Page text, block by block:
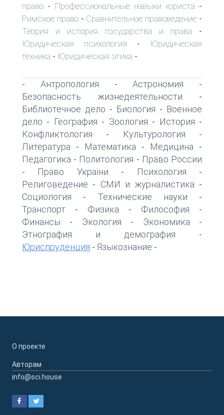
право - Профессиональные навыки юриста -
Римское право- Сравнительное правоведение -
Теория и история государства и права -
Юридическая психология -
Юридическая
техника - Юридическая этика -
- Антропология -Астрономия -
Безопасность жизнедеятельности -
Библиотечное дело - Биология - Военное
дело - География - Зоология - История -
Конфликтология - Культурология -
Литература - Математика - Медицина -
Педагогика - Политология - Право России
- Право України - Психология -
Религоведение - СМИ и журналистика -
Социология - Технические науки -
Транспорт - Физика - Философия -
Финансы - Экология - Экономика -
Этнография и демография -
Юриспруденция - Языкознание -
О проекте
Авторам
info@sci.house